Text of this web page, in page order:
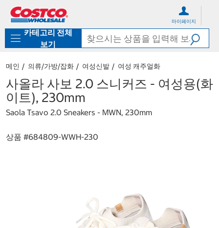
로
기
가
마이페이지
카테고리 전체
보기
메인 의류/가방/잡화 여성신발 여성 캐주얼화
사올라 사보 2.0 스니커즈 - 여성용(화
이트), 230mm
Saola Tsavo 2.0 Sneakers - MWN, 230mm
상품 #684809-WWH-230